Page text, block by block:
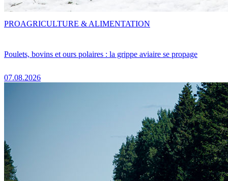
Poulets, bovins et ours polaires : la grippe aviaire se propage
07.08.2026
PROAGRICULTURE & ALIMENTATION